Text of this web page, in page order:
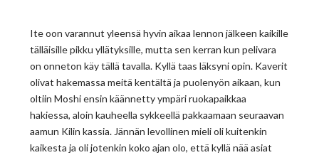
Ite oon varannut yleensä hyvin aikaa lennon jälkeen kaikille
tälläisille pikku yllätyksille, mutta sen kerran kun pelivara
on onneton käy tällä tavalla. Kyllä taas läksyni opin. Kaverit
olivat hakemassa meitä kentältä ja puolenyön aikaan, kun
oltiin Moshi ensin käännetty ympäri ruokapaikkaa
hakiessa, aloin kauheella sykkeellä pakkaamaan seuraavan
aamun Kilin kassia. Jännän levollinen mieli oli kuitenkin
kaikesta ja oli jotenkin koko ajan olo, että kyllä nää asiat